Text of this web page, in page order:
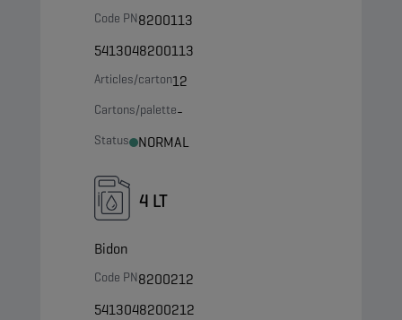
Code PN8200113
5413048200113
Articles/carton12
Cartons/palette-
Status NORMAL
4 LT
Bidon
Code PN8200212
5413048200212